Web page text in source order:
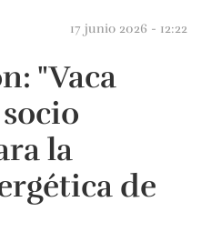
17 junio 2026 - 12:22
"Vaca
la
de